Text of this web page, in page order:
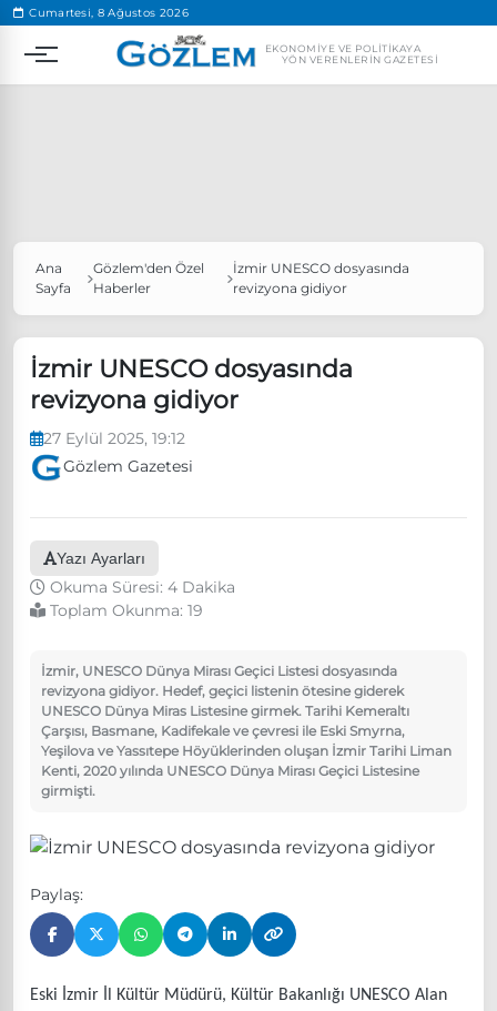
Cumartesi, 8 Ağustos 2026
EKONOMIYE VE POLITIKAYA
YÖN VERENLERIN GAZETESI
Popüler Aramalar
Özgür Özel, Ekrem İmamoğlu’nu ziyaret edecek
Ünlü çift bir etkinliğe daha katılmama kararı aldı
Boykot
Ana
Sayfa
Gözlem'den Özel
Haberler
İzmir UNESCO dosyasında
revizyona gidiyor
İzmir UNESCO dosyasında
revizyona gidiyor
27 Eylül 2025, 19:12
Gözlem Gazetesi
Yazı Ayarları
Okuma Süresi: 4 Dakika
Toplam Okunma: 19
İzmir, UNESCO Dünya Mirası Geçici Listesi dosyasında
revizyona gidiyor. Hedef, geçici listenin ötesine giderek
UNESCO Dünya Miras Listesine girmek. Tarihi Kemeraltı
Çarşısı, Basmane, Kadifekale ve çevresi ile Eski Smyrna,
Yeşilova ve Yassıtepe Höyüklerinden oluşan İzmir Tarihi Liman
Kenti, 2020 yılında UNESCO Dünya Mirası Geçici Listesine
girmişti.
Paylaş:
Eski İzmir İl Kültür Müdürü, Kültür Bakanlığı UNESCO Alan